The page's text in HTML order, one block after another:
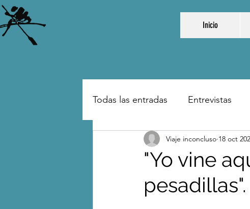
Inicio
Todas las entradas Entrevistas
"Yo vine
Viaje inconcluso 18 oct